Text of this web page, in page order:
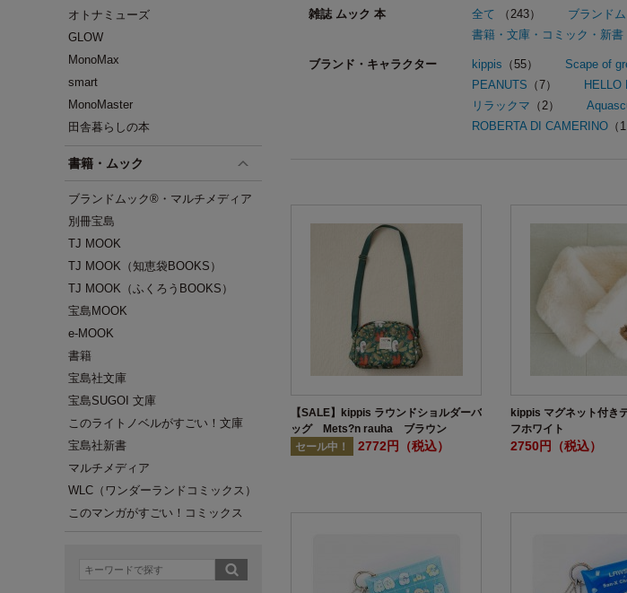
オトナミューズ
GLOW
MonoMax
smart
MonoMaster
田舎暮らしの本
書籍・ムック
ブランドムック®・マルチメディア
別冊宝島
TJ MOOK
TJ MOOK（知恵袋BOOKS）
TJ MOOK（ふくろうBOOKS）
宝島MOOK
e-MOOK
書籍
宝島社文庫
宝島SUGOI 文庫
このライトノベルがすごい！文庫
宝島社新書
マルチメディア
WLC（ワンダーランドコミックス）
このマンガがすごい！コミックス
雑誌 ムック 本 全て （243） ブランド
書籍・文庫・コミック・新書
ブランド・キャラクター kippis （55） Scape of
PEANUTS （7） HELLO
リラックマ （2）
ROBERTA DI CAMERINO（1
【SALE】kippis ラウンドショルダーバ
ッグ Mets?n rauha ブラウン
セール中！
2772円（税込）
kippis マグネット付き
フホワイト
2750円（税込）